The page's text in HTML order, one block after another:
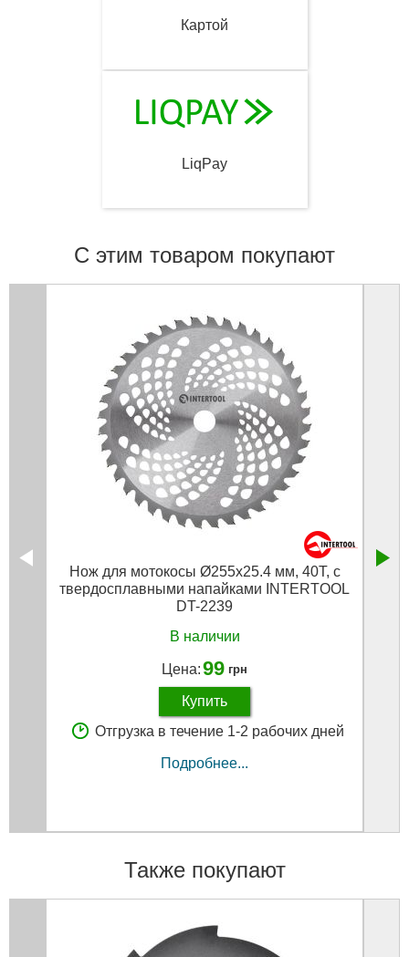
Картой
LiqPay
С этим товаром покупают
Нож для мотокосы Ø255x25.4 мм, 40T, с
твердосплавными напайками INTERTOOL
DT-2239
В наличии
Цена:99 грн
Купить
Отгрузка в течение 1-2 рабочих дней
Подробнее...
Также покупают